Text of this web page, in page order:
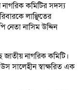
নাগরিক কমিটির সদস্য
লাঞ্ছিতের
নাসিম উদ্দিন
জাতীয় নাগরিক কমিটি।
সালেহীন স্বাক্ষরিত এক